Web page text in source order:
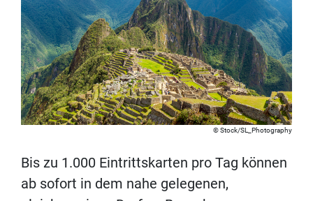
Stock/SL_Photography
Bis zu 1.000 Eintrittskarten pro Tag können
ab sofort in dem nahe gelegenen,